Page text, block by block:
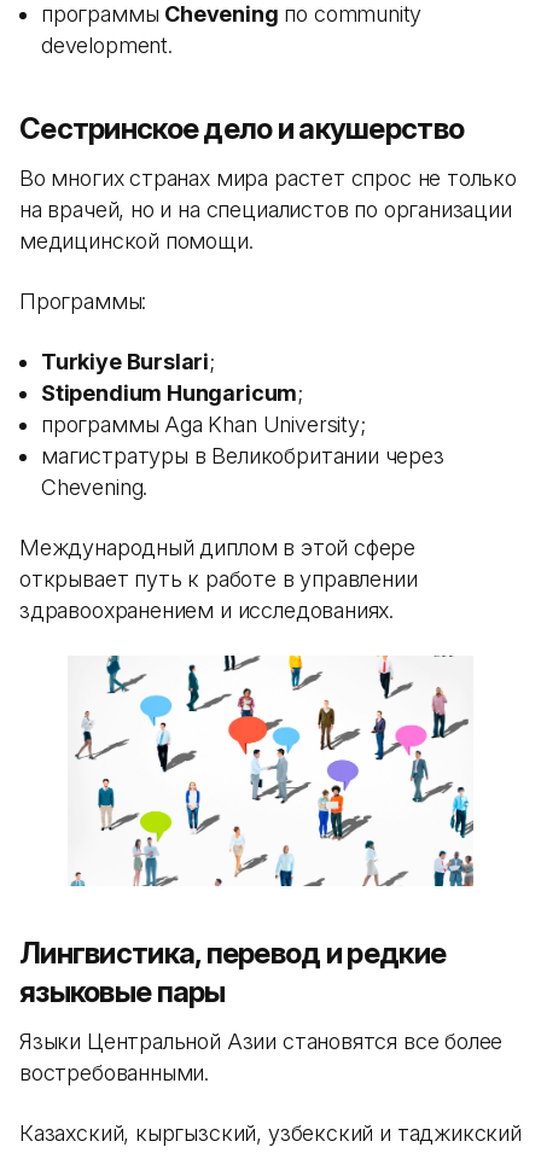
программы Chevening по community
development.
Сестринское дело и акушерство
Во многих странах мира растет спрос не только
на врачей, но и на специалистов по организации
медицинской помощи.
Программы:
Turkiye Burslari;
Stipendium Hungaricum;
программы Aga Khan University;
магистратуры в Великобритании через
Chevening.
Международный диплом в этой сфере
открывает путь к работе в управлении
здравоохранением и исследованиях.
Лингвистика, перевод и редкие
языковые пары
Языки Центральной Азии становятся все более
востребованными.
Казахский, кыргызский, узбекский и таджикский